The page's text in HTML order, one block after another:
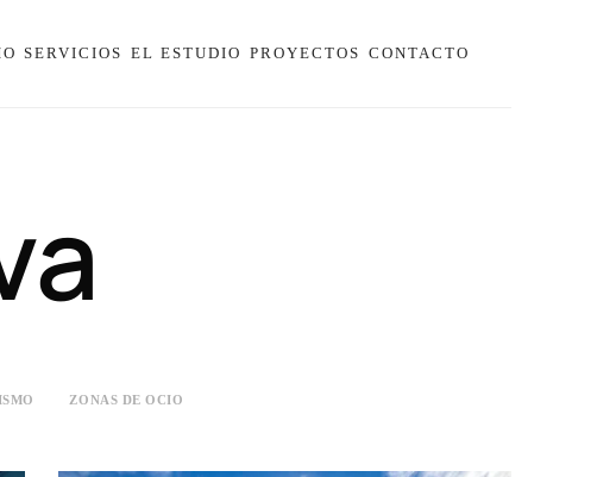
SERVICIOS EL ESTUDIO PROYECTOS CONTACTO
ZONAS DE OCIO